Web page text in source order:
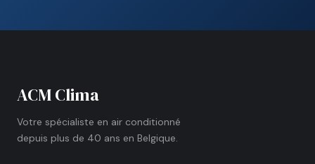
ACM Clima
Votre spécialiste en air conditionné
depuis plus de 40 ans en Belgique.